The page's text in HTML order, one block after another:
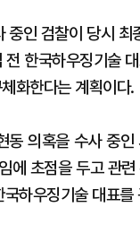
중인 검찰이 당시
한국하우징기술
화한다는 계획이다.
동 의혹을 수사 중
에 초점을 두고 관
국하우징기술 대표